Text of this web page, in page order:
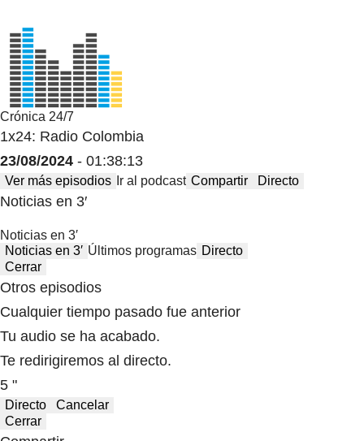
Crónica 24/7
1x24: Radio Colombia
23/08/2024 - 01:38:13
Ver más episodios Ir al podcast Compartir Directo
Noticias en 3′
Noticias en 3′
Noticias en 3′ Últimos programas Directo
Cerrar
Otros episodios
Cualquier tiempo pasado fue anterior
Tu audio se ha acabado.
Te redirigiremos al directo.
5 "
Directo
Cancelar
Cerrar